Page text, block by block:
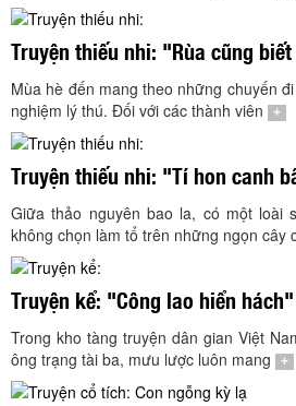
Nghệ thuật
Sân khấu
Thiếu nhi
Kết nối VOV6
TÌM KIẾM
Truyện thiếu nhi: "Rùa cũng
Mùa hè đến mang theo những chuyến
nghiệm lý thú. Đối với các thành viên
+
Truyện thiếu nhi: "Tí hon canh
Giữa thảo nguyên bao la, có một loài
không chọn làm tổ trên những ngọn cây
Truyện kể: "Công lao hiển hách"
Trong kho tàng truyện dân gian Việt
ông trạng tài ba, mưu lược luôn mang
+